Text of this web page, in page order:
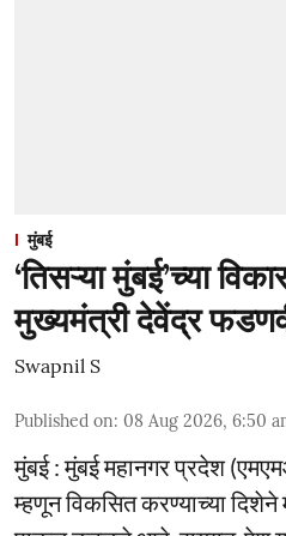
मुंबई
‘तिसऱ्या मुंबई’च्या
मुख्यमंत्री देवेंद्र
Swapnil S
Published on: 08 Aug 2026, 6:50
मुंबई : मुंबई महानगर प्रदेश
म्हणून विकसित करण्याच्या दिशेने